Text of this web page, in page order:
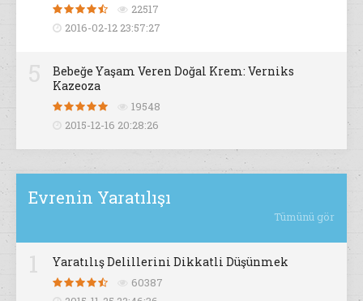
22517
2016-02-12 23:57:27
Bebeğe Yaşam Veren Doğal Krem: Verniks
Kazeoza
19548
2015-12-16 20:28:26
Evrenin Yaratılışı
Tümünü gör
Yaratılış Delillerini Dikkatli Düşünmek
60387